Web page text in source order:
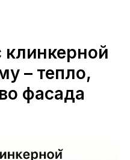
– тепло,
фасада